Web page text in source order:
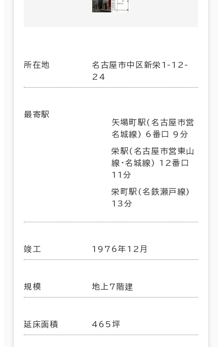
所在地
名古屋市中区新栄1-12-
24
最寄駅
矢場町駅(名古屋市営
名城線) 6番口 9分
栄駅(名古屋市営東山
線･名城線) 12番口
11分
栄町駅(名鉄瀬戸線)
13分
竣工 1976年12月
規模 地上7階建
延床面積 465坪